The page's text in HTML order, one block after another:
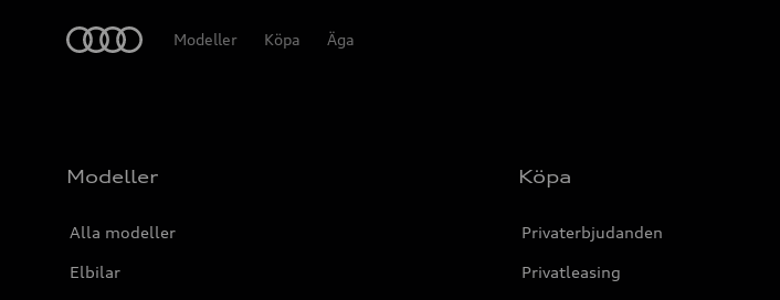
Modeller Köpa Äga
Modeller
Alla modeller
Elbilar
Köpa
Privaterbjudanden
Privatleasing